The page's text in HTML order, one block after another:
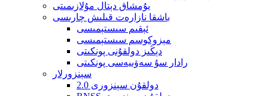
يۇمشاق دېتال مۇلازىمىتى
باشقا نازارەت قىلىش چارىسى
ئېقىم سىستېمىسى
مېزوكوسم سىستېمىسى
دېڭىز دولقۇنى پونكىتى
رادار سۇ سەۋىيەسى پونكىتى
سېنزورلار
دولقۇن سېنزورى 2.0